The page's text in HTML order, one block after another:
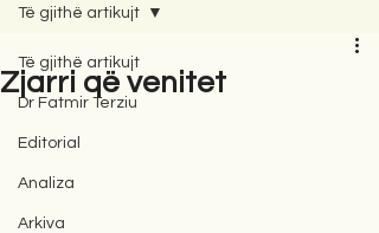
Të gjithë artikujt
Dr Fatmir Terziu
Editorial
Analiza
Arkiva
Të gjithë artikujt
Zjarri që venitet